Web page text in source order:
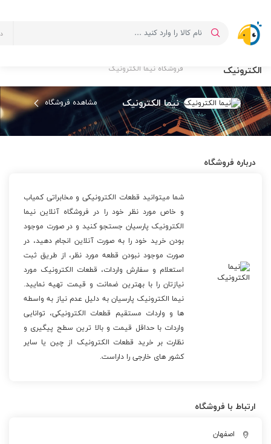
الکترونیک
فروشگاه نیما الکترونیک
نیما الکترونیک مشاهده فروشگاه
درباره فروشگاه
شما میتوانید قطعات الکترونیکی و مخابراتی کمیاب
و خاص مورد نظر خود را در فروشگاه آنلاین نیما
الکترونیک پارسیان جستجو کنید و در صورت موجود
بودن خرید خود را به صورت آنلاین انجام دهید، در
صورت موجود نبودن قطعه مورد نظر، از طریق ثبت
استعلام و سفارش واردات، قطعات الکترونیک مورد
نیازتان را با بهترین ضمانت و قیمت تهیه نمایید.
نیما الکترونیک پارسیان به دلیل عدم نیاز به واسطه
ها و واردات مستقیم قطعات الکترونیکی، توانایی
واردات با حداقل قیمت و بالا ترین سطح پیگیری و
نظارت بر خرید قطعات الکترونیک از چین یا سایر
کشور های خارجی را داراست.
ارتباط با فروشگاه